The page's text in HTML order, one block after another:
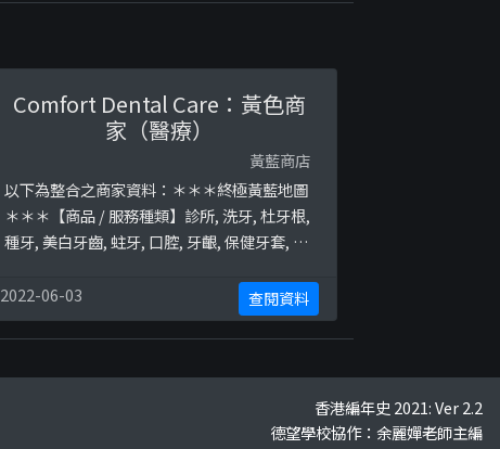
Comfort Dental Care：黃色商
家（醫療）
黃藍商店
以下為整合之商家資料：＊＊＊終極黃藍地圖
＊＊＊【商品 / 服務種類】診所, 洗牙, 杜牙根,
種牙, 美白牙齒, 蛀牙, 口腔, 牙齦, 保健牙套, 牙
表態給出具體原因。＊＊＊和你查＊＊＊以下
係相關證明貼文：
https://www.facebook.com/ComfortDen
2022-06-03 查閱資料
香港編年史 2021: Ver 2.2
德望學校協作：余麗嬋老師主編